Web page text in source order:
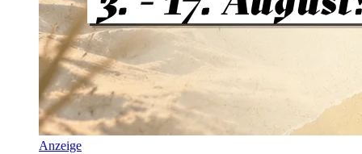
Anzeige